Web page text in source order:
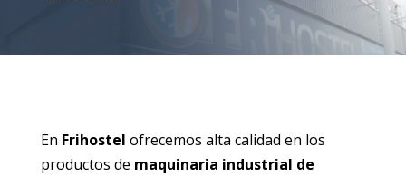
En Frihostel ofrecemos alta calidad en los
productos de maquinaria industrial de